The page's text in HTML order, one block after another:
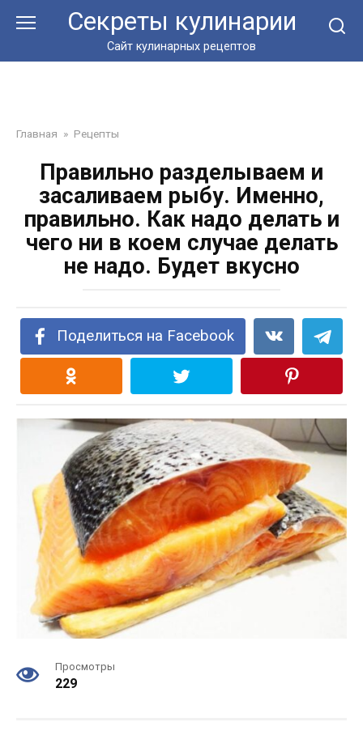
Секреты кулинарии
Сайт кулинарных рецептов
Главная » Рецепты
Правильно разделываем и
засаливаем рыбу. Именно,
правильно. Как надо делать и
чего ни в коем случае делать
не надо. Будет вкусно
Поделиться на Facebook
Просмотры
229